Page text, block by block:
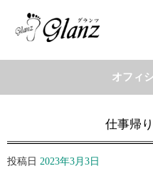
オフィ
仕事帰
投稿日 2023年3月3日